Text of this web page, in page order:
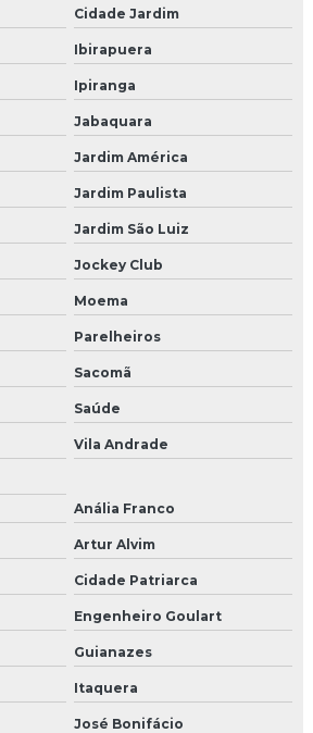
autônoma
de fibra ótica
de câmeras em recife
automáticas
de câmeras
rede preço
nordeste
pernambuco
em recife
pernambuco
Cidade Jardim
Ibirapuera
Ipiranga
Jabaquara
Jardim América
Jardim Paulista
Jardim São Luiz
Jockey Club
Moema
Parelheiros
Sacomã
Saúde
Vila Andrade
Anália Franco
Artur Alvim
Cidade Patriarca
Engenheiro Goulart
Guianazes
Itaquera
José Bonifácio